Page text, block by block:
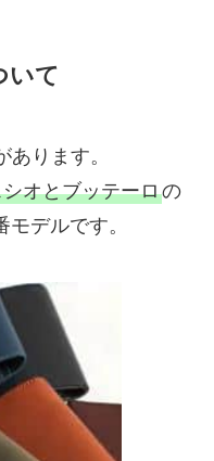
いて
ります。
オとブッテーロの
デルです。